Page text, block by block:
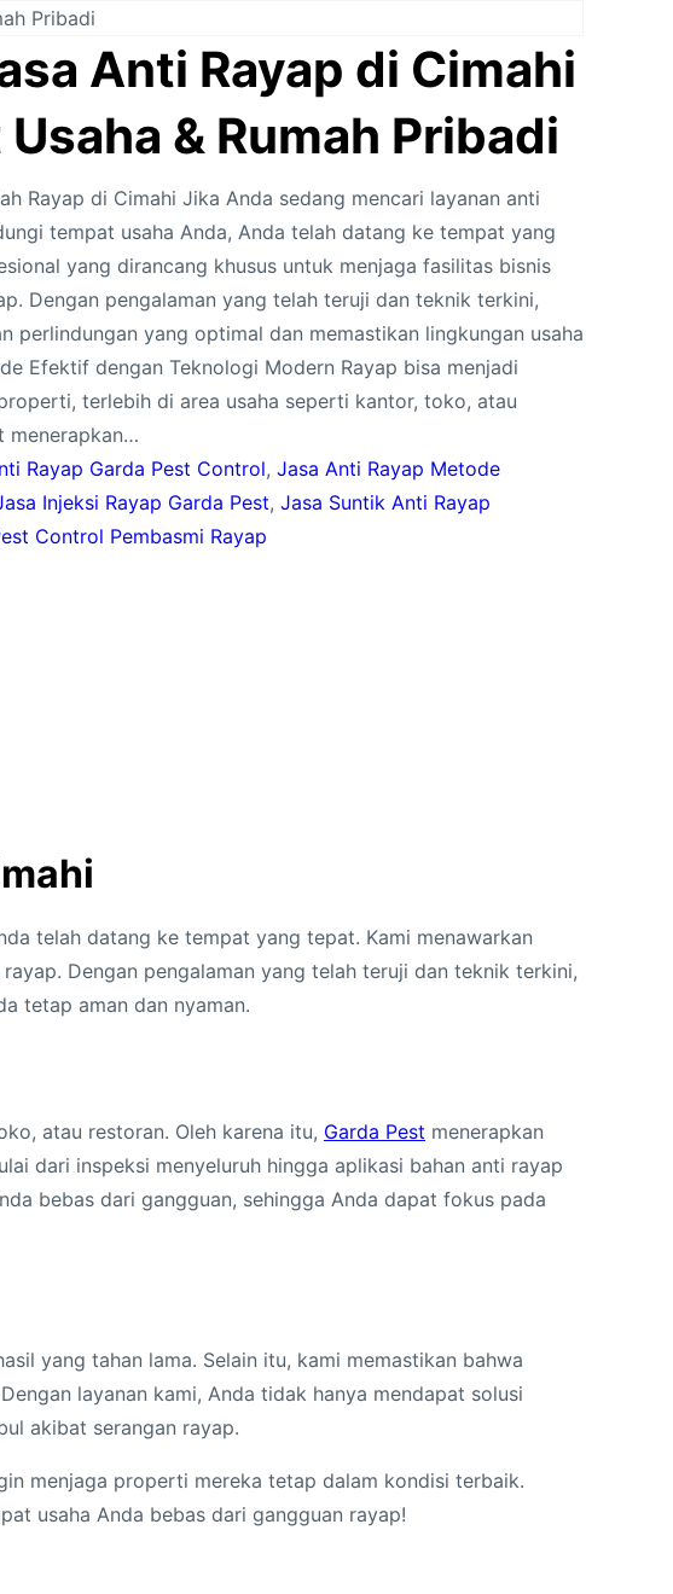
Pribadi
Anti Rayap di Cimahi
& Rumah Pribadi
Rayap di Cimahi Jika Anda sedang mencari layanan anti
tempat usaha Anda, Anda telah datang ke tempat yang
yang dirancang khusus untuk menjaga fasilitas bisnis
Dengan pengalaman yang telah teruji dan teknik terkini,
perlindungan yang optimal dan memastikan lingkungan usaha
Efektif dengan Teknologi Modern Rayap bisa menjadi
terlebih di area usaha seperti kantor, toko, atau
menerapkan…
Rayap Garda Pest Control, Jasa Anti Rayap Metode
Injeksi Rayap Garda Pest, Jasa Suntik Anti Rayap
Control Pembasmi Rayap
telah datang ke tempat yang tepat. Kami menawarkan
Dengan pengalaman yang telah teruji dan teknik terkini,
tetap aman dan nyaman.
atau restoran. Oleh karena itu, Garda Pest menerapkan
dari inspeksi menyeluruh hingga aplikasi bahan anti rayap
bebas dari gangguan, sehingga Anda dapat fokus pada
yang tahan lama. Selain itu, kami memastikan bahwa
layanan kami, Anda tidak hanya mendapat solusi
akibat serangan rayap.
menjaga properti mereka tetap dalam kondisi terbaik.
usaha Anda bebas dari gangguan rayap!